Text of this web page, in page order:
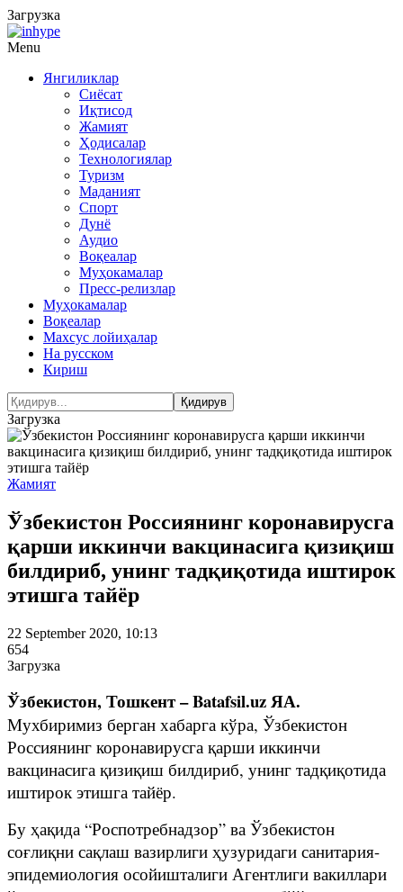
Загрузка
Menu
Янгиликлар
Сиёсат
Иқтисод
Жамият
Ҳодисалар
Технологиялар
Туризм
Маданият
Спорт
Дунё
Аудио
Воқеалар
Муҳокамалар
Пресс-релизлар
Муҳокамалар
Воқеалар
Махсус лойиҳалар
На русском
Кириш
Загрузка
Жамият
Ўзбекистон Россиянинг коронавирусга
қарши иккинчи вакцинасига қизиқиш
билдириб, унинг тадқиқотида иштирок
этишга тайёр
22 September 2020, 10:13
654
Загрузка
Ўзбекистон, Тошкент – Batafsil.uz ЯА.
Мухбиримиз берган хабарга кўра, Ўзбекистон
Россиянинг коронавирусга қарши иккинчи
вакцинасига қизиқиш билдириб, унинг тадқиқотида
иштирок этишга тайёр.
Бу ҳақида “Роспотребнадзор” ва Ўзбекистон
соғлиқни сақлаш вазирлиги ҳузуридаги санитария-
эпидемиология осойишталиги Агентлиги вакиллари